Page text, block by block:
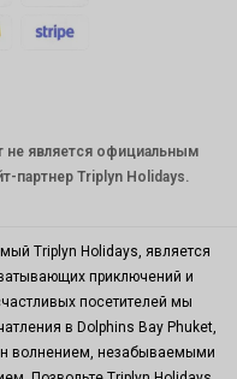
не является официальным
партнер Triplyn Holidays.
Triplyn Holidays, является
приключений и
посетителей мы
в Dolphins Bay Phuket,
волнением, незабываемыми